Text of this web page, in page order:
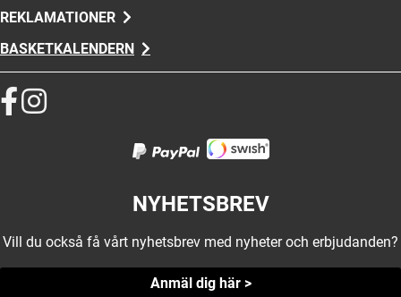
REKLAMATIONER
BASKETKALENDERN
NYHETSBREV
Vill du också få vårt nyhetsbrev med nyheter och erbjudanden?
Anmäl dig här >